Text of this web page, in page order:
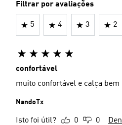
Filtrar por avaliações
5 4 3 2
confortável
muito confortável e calça
NandoTx
Isto foi útil? 0 0